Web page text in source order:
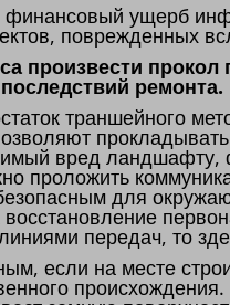
ущерб
поврежденных
произвести
ремонта.
траншейного
вред
проложить
для
передач, то
если на месте